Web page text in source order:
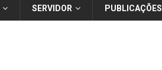
SERVIDOR PUBLICAÇÕES